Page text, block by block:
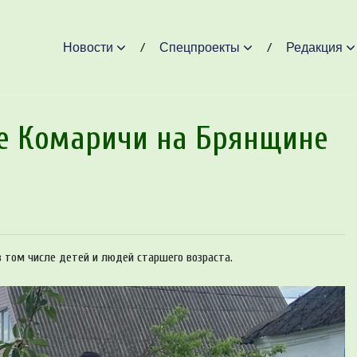
Новости Спецпроекты Редакция
Комаричи на Брянщине
числе детей и людей старшего возраста.